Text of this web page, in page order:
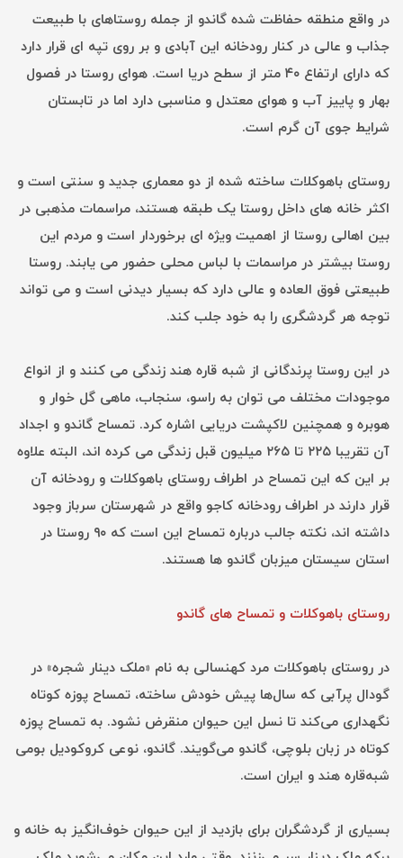
در واقع منطقه حفاظت شده گاندو از جمله روستاهای با طبیعت
جذاب و عالی در کنار رودخانه این آبادی و بر روی تپه ای قرار دارد
که دارای ارتفاع ۴۰ متر از سطح دریا است. هوای روستا در فصول
بهار و پاییز آب و هوای معتدل و مناسبی دارد اما در تابستان
شرایط جوی آن گرم است.
روستای باهوکلات ساخته شده از دو معماری جدید و سنتی است و
اکثر خانه های داخل روستا یک طبقه هستند، مراسمات مذهبی در
بین اهالی روستا از اهمیت ویژه ای برخوردار است و مردم این
روستا بیشتر در مراسمات با لباس محلی حضور می یابند. روستا
طبیعتی فوق العاده و عالی دارد که بسیار دیدنی است و می تواند
توجه هر گردشگری را به خود جلب کند.
در این روستا پرندگانی از شبه قاره هند زندگی می کنند و از انواع
موجودات مختلف می توان به راسو، سنجاب، ماهی گل خوار و
هوبره و همچنین لاکپشت دریایی اشاره کرد. تمساح گاندو و اجداد
آن تقریبا ۲۲۵ تا ۲۶۵ میلیون قبل زندگی می کرده اند، البته علاوه
بر این که این تمساح در اطراف روستای باهوکلات و رودخانه آن
قرار دارند در اطراف رودخانه کاجو واقع در شهرستان سرباز وجود
داشته اند، نکته جالب درباره تمساح این است که ۹۰ روستا در
استان سیستان میزبان گاندو ها هستند.
روستای باهوکلات و تمساح های گاندو
در روستای باهوکلات مرد کهنسالی به نام «ملک دینار شجره» در
گودال پرآبی که سال‌ها پیش خودش ساخته، تمساح پوزه کوتاه
نگهداری می‌کند تا نسل این حیوان منقرض نشود. به تمساح پوزه
کوتاه در زبان بلوچی، گاندو می‌گویند. گاندو، نوعی کروکودیل بومی
شبه‌قاره هند و ایران است.
بسیاری از گردشگران برای بازدید از این حیوان خوف‌انگیز به خانه و